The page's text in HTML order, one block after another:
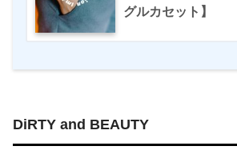
グルカセット】
DiRTY and BEAUTY